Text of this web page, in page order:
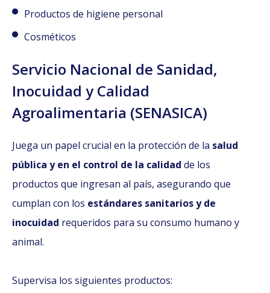
Productos de higiene personal
Cosméticos
Servicio Nacional de Sanidad,
Inocuidad y Calidad
Agroalimentaria (SENASICA)
Juega un papel crucial en la protección de la salud
pública y en el control de la calidad de los
productos que ingresan al país, asegurando que
cumplan con los estándares sanitarios y de
inocuidad requeridos para su consumo humano y
animal.
Supervisa los siguientes productos: